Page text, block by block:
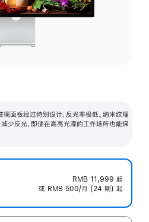
璃面板经过特别设计，反光率极低。纳米纹理
少反光，即使在高亮光源的工作场所也能保
RMB 11,999 起
或 RMB 500/月 (24 期) 起